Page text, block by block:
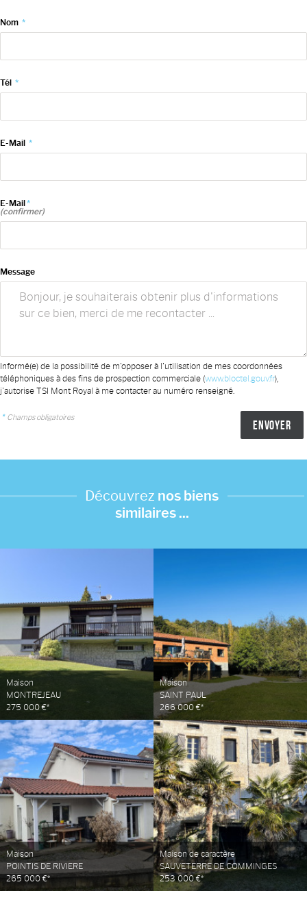
Nom *
Tél *
E-Mail *
E-Mail*
(confirmer)
Message
Informé(e) de la possibilité de m'opposer à l'utilisation de mes coordonnées
téléphoniques à des fins de prospection commerciale (www.bloctel.gouv.fr),
j'autorise TSI Mont Royal à me contacter au numéro renseigné.
* Champs obligatoires
Découvrez nos biens
similaires ...
Maison
MONTREJEAU
275 000 €*
Maison
SAINT PAUL
266 000 €*
Maison
POINTIS DE RIVIERE
265 000 €*
Maison de caractère
SAUVETERRE DE COMMINGES
253 000 €*